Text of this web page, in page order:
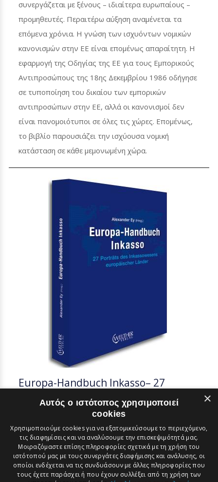
συνεργάζεται με ξένους – ιδιαίτερα ευρωπαίους –
προμηθευτές. Περαιτέρω αύξηση αναμένεται τα
επόμενα χρόνια. Η γνώση των ισχυόντων νομικών
κανονισμών στην ΕΕ είναι επομένως απαραίτητη. Η
εφαρμογή της Οδηγίας της ΕΕ για τους Εμπορικούς
Αντιπροσώπους της 18ης Δεκεμβρίου 1986 οδήγησε
σε τυποποίηση του δικαίου των εμπορικών
αντιπροσώπων στην ΕΕ, αλλά οι κανονισμοί δεν
είναι πανομοιότυποι σε όλες τις χώρες. Επομένως,
το βιβλίο παρουσιάζει την ισχύουσα νομική
κατάσταση σε κάθε μεμονωμένη χώρα.
Europa-Handbuch Inkasso– 27
europäischer Länder (πρακτικός
οδηγός είσπραξης απαιτήσεων στην
Ευρώπη – είσπραξη απαιτήσεων σε
27 χώρες της Ευρώπης)
Το διασυνοριακό εμπόριο στην Ευρώπη
αναπτύσσεται. Ομοίως μεγαλώνουν οι εκκρεμείς
×
Αυτός ο ιστότοπος χρησιμοποιεί
cookies
Χρησιμοποιούμε cookies για να εξατομικεύσουμε το περιεχόμενο,
τις διαφημίσεις και να αναλύσουμε την επισκεψιμότητά μας.
Μοιραζόμαστε επίσης πληροφορίες σχετικά με τη χρήση του
ιστότοπού μας με τους συνεργάτες διαφήμισης και ανάλυσης, οι
οποίοι ενδέχεται να τις συνδυάσουν με άλλες πληροφορίες που
τους έχετε παράσχει ή που έχουν συλλέξει από τη χρήση των